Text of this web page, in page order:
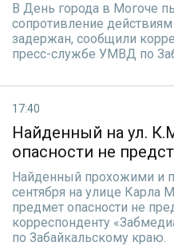
В День города в Могоче
сопротивление
задержан, сообщили
пресс-службе УМВД по
17:40
Найденный на ул.
опасности не
Найденный прохожими и
сентября на улице Карла
предмет опасности не
корреспонденту
по Забайкальскому краю.